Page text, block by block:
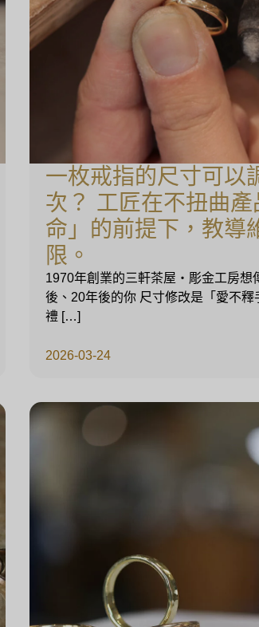
一枚戒指的尺寸可以
次？ 工匠在不扭曲產
命」的前提下，教導
限。
2026-03-24
1970年創業的三軒茶屋・彫金工房想
後、20年後的你 尺寸修改是「愛不釋
禮 […]